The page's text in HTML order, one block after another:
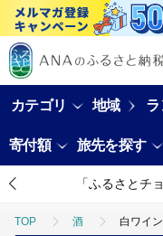
カテゴリ 地域
寄付額 旅先を探す
「ふるさとチ
TOP 酒 白ワイ